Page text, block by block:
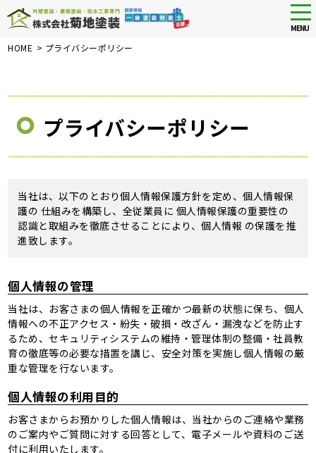
Skip
MENU
HOME > プライバシーポリシー
プライバシーポリシー
当社は、以下のとおり個人情報保護方針を定め、個人情報保
護の 仕組みを構築し、全従業員に 個人情報保護の重要性の
認識と取組みを徹底させることにより、個人情報 の保護を推
進致します。
個人情報の管理
当社は、お客さまの個人情報を正確かつ最新の状態に保ち、個人
情報への不正アクセス・紛失・破損・改ざん・漏洩などを防止す
るため、セキュリティシステムの維持・管理体制の整備・社員教
育の徹底等の必要な措置を講じ、安全対策を実施し個人情報の厳
重な管理を行ないます。
個人情報の利用目的
お客さまからお預かりした個人情報は、当社からのご連絡や業務
のご案内やご質問に対する回答として、電子メールや資料のご送
付に利用いたします。